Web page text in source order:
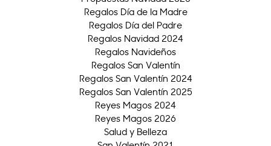
Regalos Día de la Madre
Regalos Día del Padre
Regalos Navidad 2024
Regalos Navideños
Regalos San Valentín
Regalos San Valentín 2024
Regalos San Valentín 2025
Reyes Magos 2024
Reyes Magos 2026
Salud y Belleza